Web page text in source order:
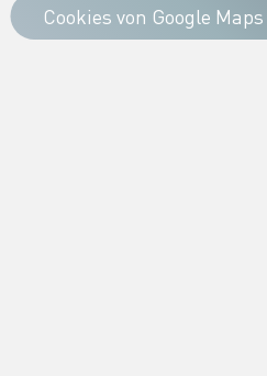
Cookies von Google